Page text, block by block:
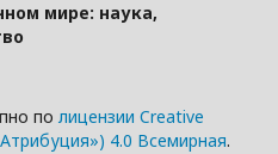
мире: наука,
по лицензии Creative
4.0 Всемирная.